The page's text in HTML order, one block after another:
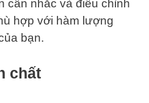
cân nhắc và điều chỉnh
hợp với hàm lượng
bạn.
chất